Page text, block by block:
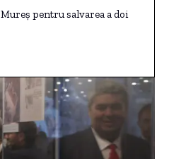
pentru salvarea a doi